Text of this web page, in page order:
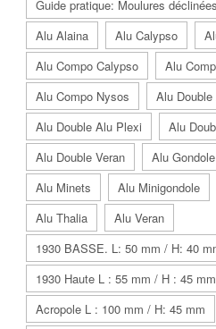
Guide pratique: Moulures
Alu Alaina
Alu Calypso
Alu Compo Calypso
Alu
Alu Compo Nysos
Alu
Alu Double Alu Plexi
Alu
Alu Double Veran
Alu Gondole
Alu Minets
Alu Minigondole
Alu Thalia
Alu Veran
1930 BASSE. L: 50 mm / H: 40
1930 Haute L : 55 mm / H : 45 mm
Acropole L : 100 mm / H: 45 mm